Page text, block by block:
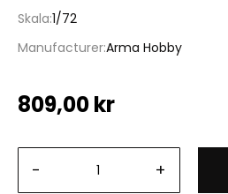
Skala 1/72
ManufacturerArma Hobby
809,00 kr
- +
Cactus Air Force - F4F-4
Airacobra Deluxe